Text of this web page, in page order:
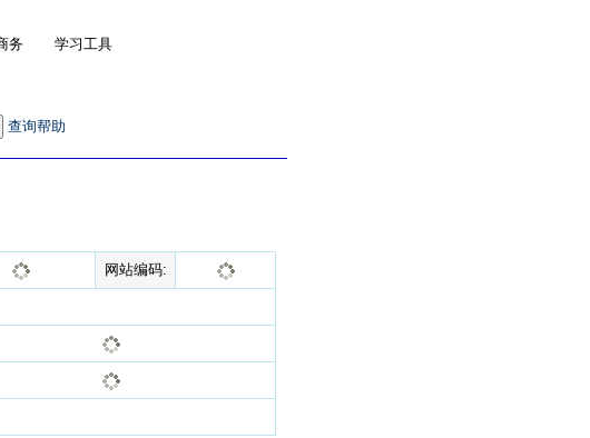
务 学习工具
查询帮助
网站编码: